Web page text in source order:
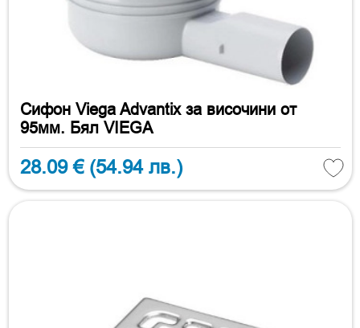
Сифон Viega Advantix за височини от
95мм. Бял VIEGA
28.09 € (54.94 лв.)